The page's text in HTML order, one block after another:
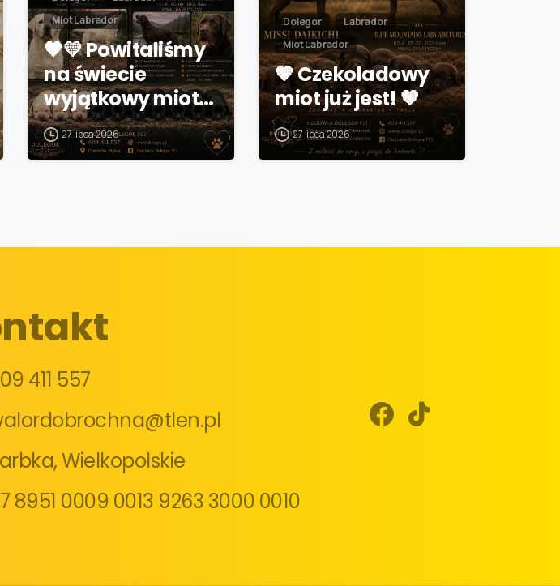
Miot Labrador
🖤💛 Powitaliśmy
na świecie
wyjątkowy miot…
27 lipca 2026
Dolegor
Labrador
Miot Labrador
🤎 Czekoladowy
miot już jest! 🤎
27 lipca 2026
411 557
Wielkopolskie
8951 0009 0013 9263 3000 0010